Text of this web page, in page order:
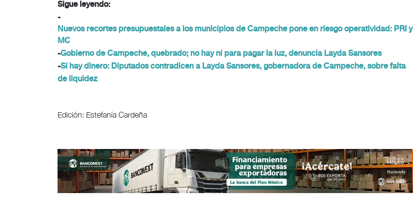
Sigue leyendo:
-
Nuevos recortes presupuestales a los municipios de Campeche pone en riesgo operatividad: PRI y
MC
-Gobierno de Campeche, quebrado; no hay ni para pagar la luz, denuncia Layda Sansores
-Sí hay dinero: Diputados contradicen a Layda Sansores, gobernadora de Campeche, sobre falta
de liquidez
Edición: Estefanía Cardeña